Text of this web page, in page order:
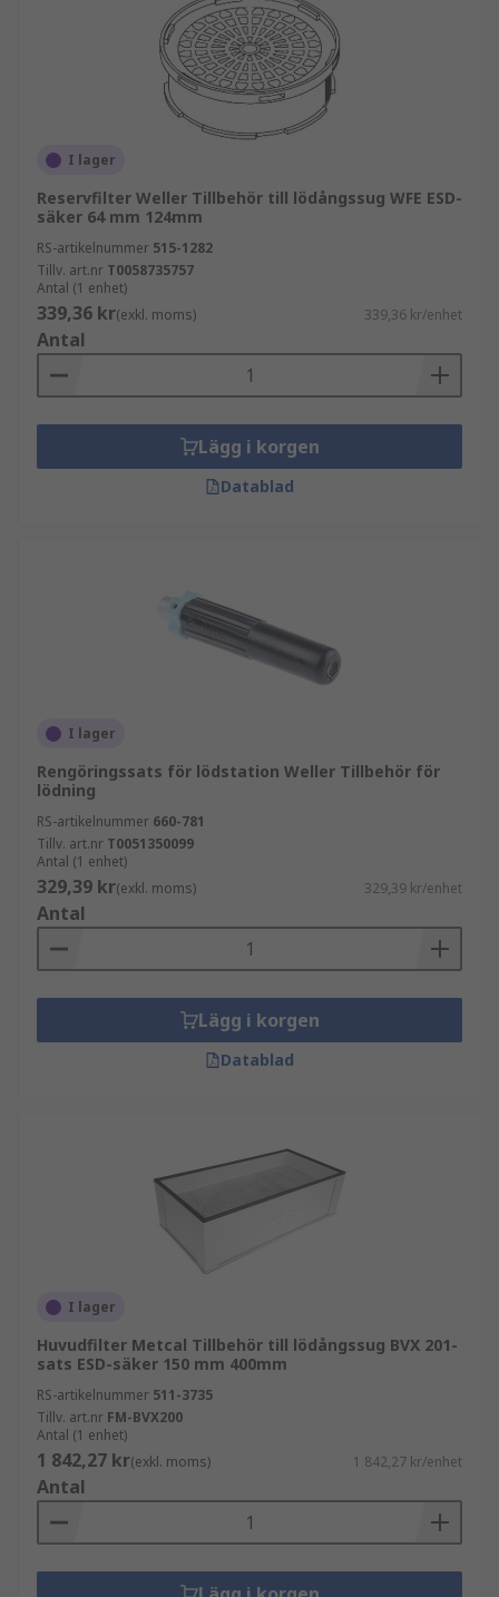
I lager
Reservfilter Weller Tillbehör till lödångssug WFE ESD-
säker 64 mm 124mm
RS-artikelnummer 515-1282
Tillv. art.nr T0058735757
Antal (1 enhet)
339,36 kr(exkl. moms) 339,36 kr/enhet
Antal
Lägg i korgen
Datablad
I lager
Rengöringssats för lödstation Weller Tillbehör för
lödning
RS-artikelnummer 660-781
Tillv. art.nr T0051350099
Antal (1 enhet)
329,39 kr(exkl. moms) 329,39 kr/enhet
Antal
Lägg i korgen
Datablad
I lager
Huvudfilter Metcal Tillbehör till lödångssug BVX 201-
sats ESD-säker 150 mm 400mm
RS-artikelnummer 511-3735
Tillv. art.nr FM-BVX200
Antal (1 enhet)
1 842,27 kr(exkl. moms) 1 842,27 kr/enhet
Antal